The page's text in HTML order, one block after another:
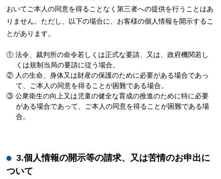
おいてご本人の同意を得ることなく第三者への提供を行うことはあ
りません。ただし、以下の場合に、お客様の個人情報を開示するこ
とがあります。
① 法令、裁判所の命令若しくは正式な要請、又は、政府機関若し
くは規制当局の要請に従う場合。
② 人の生命、身体又は財産の保護のために必要がある場合であっ
て、ご本人の同意を得ることが困難である場合。
③ 公衆衛生の向上又は児童の健全な育成の推進のために特に必要
がある場合であって、ご本人の同意を得ることが困難である場
合。
3.個人情報の開示等の請求、又は苦情のお申出に
ついて